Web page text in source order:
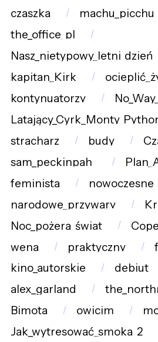
czaszka
machu_picchu
the_office_pl
Nasz_nietypowy_letni_dzień
kapitan_Kirk
kontynuatorzy
stracharz
budy
sam_peckinpah_
feminista
nowoczesne
narodowe_przywary
Noc_pożera_świat
wena
praktyczny
kino_autorskie
debiut
alex_garland
Bimota
owicim
Jak_wytresować_smoka_2